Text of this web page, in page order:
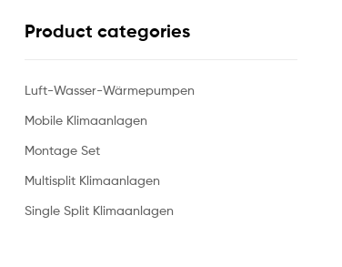
Product categories
Luft-Wasser-Wärmepumpen
Mobile Klimaanlagen
Montage Set
Multisplit Klimaanlagen
Single Split Klimaanlagen